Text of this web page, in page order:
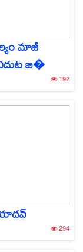
మాజీ
బి�
192
యాదవ్
294